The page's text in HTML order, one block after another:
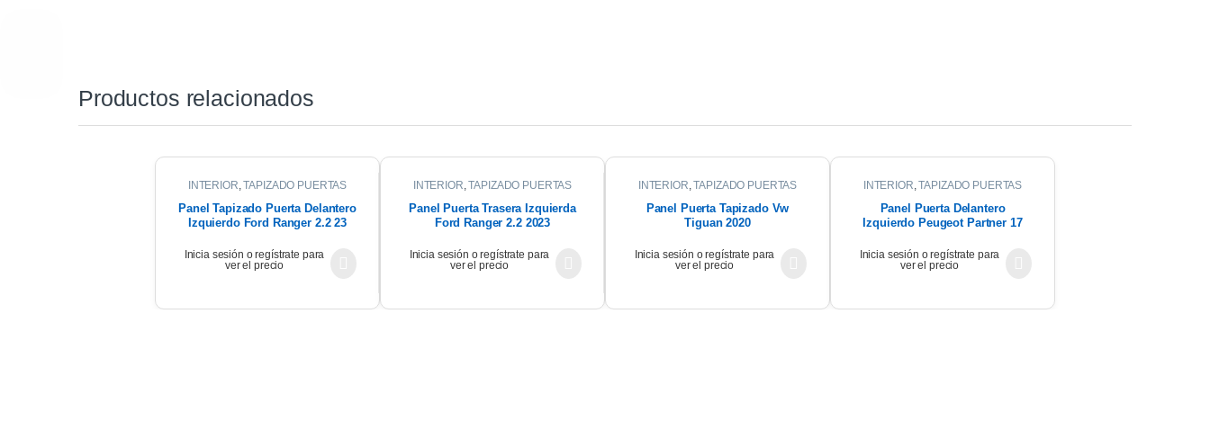
Productos relacionados
INTERIOR,TAPIZADO PUERTAS
Panel Tapizado Puerta Delantero
Izquierdo Ford Ranger 2.2 23
Inicia sesión o regístrate para
ver el precio
INTERIOR,TAPIZADO PUERTAS
Panel Puerta Trasera Izquierda
Ford Ranger 2.2 2023
Inicia sesión o regístrate para
ver el precio
INTERIOR,TAPIZADO PUERTAS
Panel Puerta Tapizado Vw
Tiguan 2020
Inicia sesión o regístrate para
ver el precio
INTERIOR,TAPIZADO PUERTAS
Panel Puerta Delantero
Izquierdo Peugeot Partner 17
Inicia sesión o regístrate para
ver el precio